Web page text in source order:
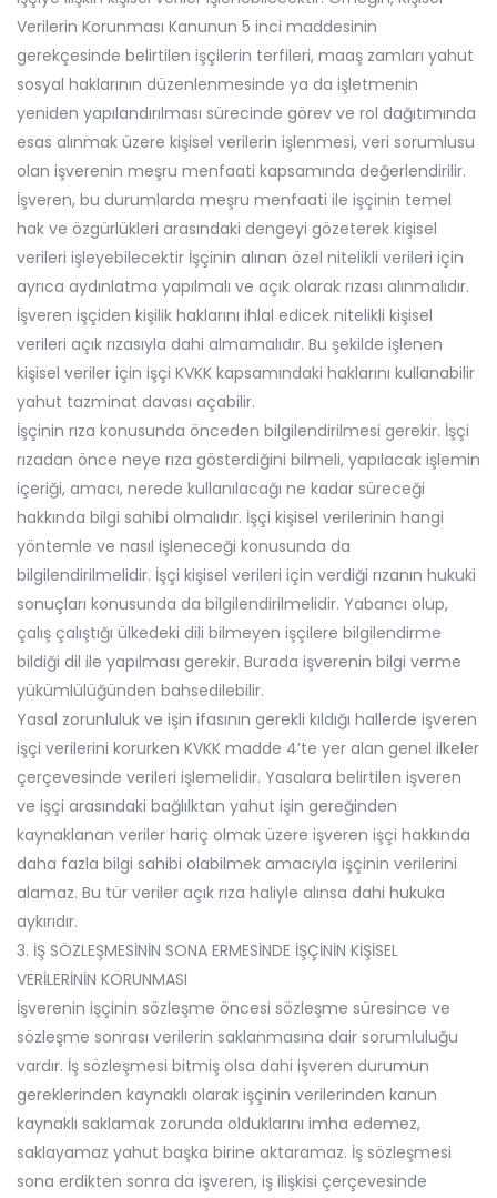
Verilerin Korunması Kanunun 5 inci maddesinin
gerekçesinde belirtilen işçilerin terfileri, maaş zamları yahut
sosyal haklarının düzenlenmesinde ya da işletmenin
yeniden yapılandırılması sürecinde görev ve rol dağıtımında
esas alınmak üzere kişisel verilerin işlenmesi, veri sorumlusu
olan işverenin meşru menfaati kapsamında değerlendirilir.
İşveren, bu durumlarda meşru menfaati ile işçinin temel
hak ve özgürlükleri arasındaki dengeyi gözeterek kişisel
verileri işleyebilecektir İşçinin alınan özel nitelikli verileri için
ayrıca aydınlatma yapılmalı ve açık olarak rızası alınmalıdır.
İşveren işçiden kişilik haklarını ihlal edicek nitelikli kişisel
verileri açık rızasıyla dahi almamalıdır. Bu şekilde işlenen
kişisel veriler için işçi KVKK kapsamındaki haklarını kullanabilir
yahut tazminat davası açabilir.
İşçinin rıza konusunda önceden bilgilendirilmesi gerekir. İşçi
rızadan önce neye rıza gösterdiğini bilmeli, yapılacak işlemin
içeriği, amacı, nerede kullanılacağı ne kadar süreceği
hakkında bilgi sahibi olmalıdır. İşçi kişisel verilerinin hangi
yöntemle ve nasıl işleneceği konusunda da
bilgilendirilmelidir. İşçi kişisel verileri için verdiği rızanın hukuki
sonuçları konusunda da bilgilendirilmelidir. Yabancı olup,
çalış çalıştığı ülkedeki dili bilmeyen işçilere bilgilendirme
bildiği dil ile yapılması gerekir. Burada işverenin bilgi verme
yükümlülüğünden bahsedilebilir.
Yasal zorunluluk ve işin ifasının gerekli kıldığı hallerde işveren
işçi verilerini korurken KVKK madde 4’te yer alan genel ilkeler
çerçevesinde verileri işlemelidir. Yasalara belirtilen işveren
ve işçi arasındaki bağlılktan yahut işin gereğinden
kaynaklanan veriler hariç olmak üzere işveren işçi hakkında
daha fazla bilgi sahibi olabilmek amacıyla işçinin verilerini
alamaz. Bu tür veriler açık rıza haliyle alınsa dahi hukuka
aykırıdır.
3. İŞ SÖZLEŞMESİNİN SONA ERMESİNDE İŞÇİNİN KİŞİSEL
VERİLERİNİN KORUNMASI
İşverenin işçinin sözleşme öncesi sözleşme süresince ve
sözleşme sonrası verilerin saklanmasına dair sorumluluğu
vardır. İş sözleşmesi bitmiş olsa dahi işveren durumun
gereklerinden kaynaklı olarak işçinin verilerinden kanun
kaynaklı saklamak zorunda olduklarını imha edemez,
saklayamaz yahut başka birine aktaramaz. İş sözleşmesi
sona erdikten sonra da işveren, iş ilişkisi çerçevesinde